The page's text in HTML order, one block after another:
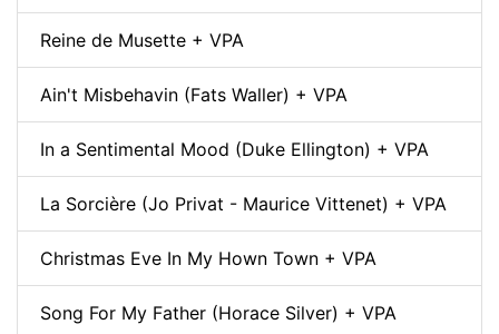
Reine de Musette + VPA
Ain't Misbehavin (Fats Waller) + VPA
In a Sentimental Mood (Duke Ellington) + VPA
La Sorcière (Jo Privat - Maurice Vittenet) + VPA
Christmas Eve In My Hown Town + VPA
Song For My Father (Horace Silver) + VPA